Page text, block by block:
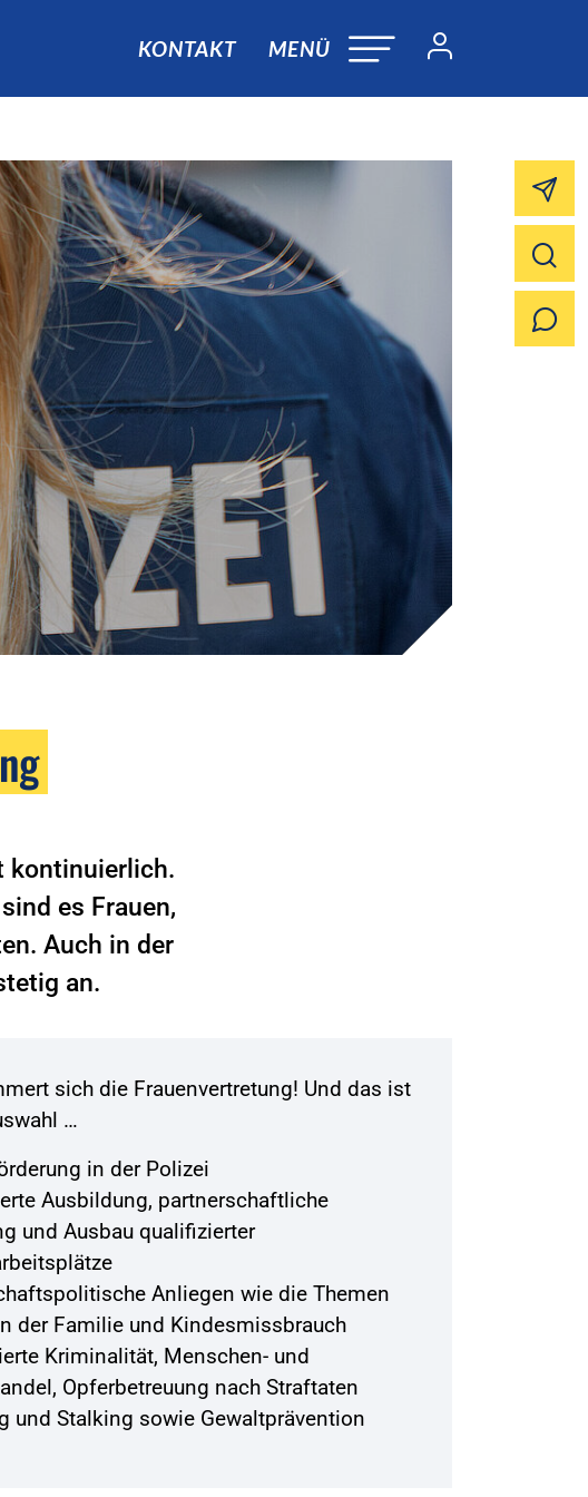
KONTAKT MENÜ
kontinuierlich.
es Frauen,
Auch in der
an.
sich die Frauenvertretung! Und das ist
…
in der Polizei
Ausbildung, partnerschaftliche
und Ausbau qualifizierter
Anliegen wie die Themen
der Familie und Kindesmissbrauch
Kriminalität, Menschen- und
Opferbetreuung nach Straftaten
und Stalking sowie Gewaltprävention